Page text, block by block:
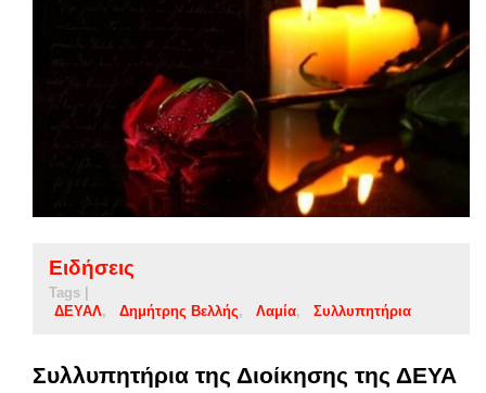
Ειδήσεις
Tags |
ΔΕΥΑΛ
Δημήτρης Βελλής Λαμία Συλλυπητήρια
Συλλυπητήρια της Διοίκησης της ΔΕΥΑ